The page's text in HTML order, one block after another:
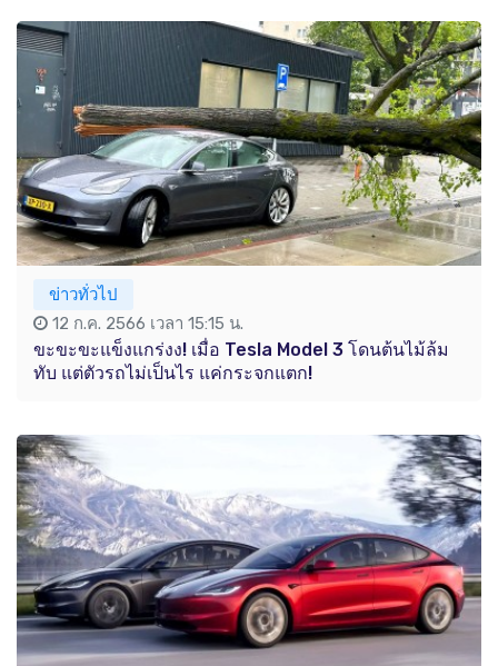
ข่าวทั่วไป
12 ก.ค. 2566 เวลา 15:15 น.
ขะขะขะแข็งแกร่งง! เมื่อ Tesla Model 3 โดนต้นไม้ล้ม
ทับ แต่ตัวรถไม่เป็นไร แค่กระจกแตก!